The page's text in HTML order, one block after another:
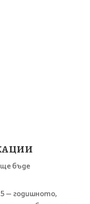
ще бъде
— годишното,